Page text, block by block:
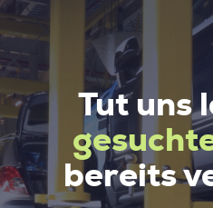
Tut uns
bereits